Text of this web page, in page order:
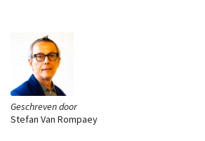
Geschreven door
Stefan Van Rompaey